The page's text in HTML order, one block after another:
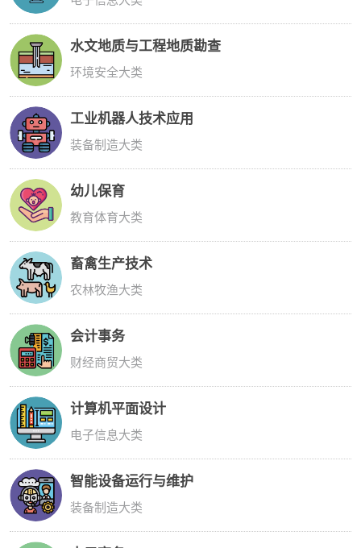
水文地质与工程地质勘查
环境安全大类
工业机器人技术应用
装备制造大类
幼儿保育
教育体育大类
畜禽生产技术
农林牧渔大类
会计事务
财经商贸大类
计算机平面设计
电子信息大类
智能设备运行与维护
装备制造大类